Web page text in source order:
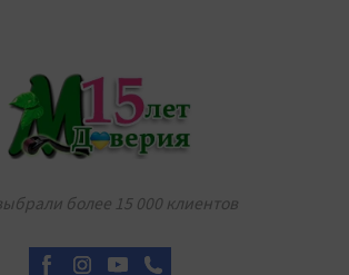
более 15 000 клиентов